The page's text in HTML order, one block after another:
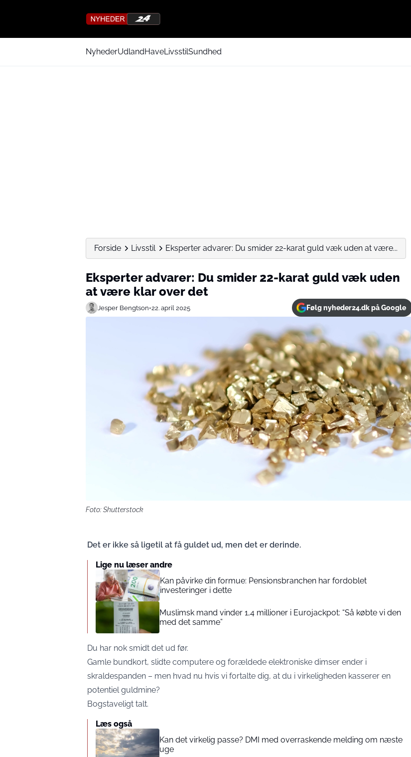
NyhederUdlandHaveLivsstilSundhed
Forside Livsstil Eksperter advarer: Du smider 22-karat guld væk uden at være...
Eksperter advarer: Du smider 22-karat guld væk uden
at være klar over det
Jesper Bengtson•22. april 2025 Følg nyheder24.dk på Google
Foto: Shutterstock
Det er ikke så ligetil at få guldet ud, men det er derinde.
Lige nu læser andre
Kan påvirke din formue: Pensionsbranchen har fordoblet
investeringer i dette
Muslimsk mand vinder 1,4 millioner i Eurojackpot: “Så købte vi den
med det samme”
Du har nok smidt det ud før.
Gamle bundkort, slidte computere og forældede elektroniske dimser ender i
skraldespanden – men hvad nu hvis vi fortalte dig, at du i virkeligheden kasserer en
potentiel guldmine?
Bogstaveligt talt.
Læs også
Kan det virkelig passe? DMI med overraskende melding om næste
uge